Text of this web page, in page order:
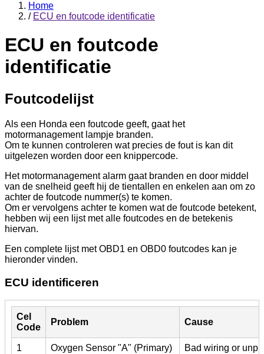
Home
/ ECU en foutcode identificatie
ECU en foutcode
identificatie
Foutcodelijst
Als een Honda een foutcode geeft, gaat het
motormanagement lampje branden.
Om te kunnen controleren wat precies de fout is kan dit
uitgelezen worden door een knippercode.
Het motormanagement alarm gaat branden en door middel
van de snelheid geeft hij de tientallen en enkelen aan om zo
achter de foutcode nummer(s) te komen.
Om er vervolgens achter te komen wat de foutcode betekent,
hebben wij een lijst met alle foutcodes en de betekenis
hiervan.
Een complete lijst met OBD1 en OBD0 foutcodes kan je
hieronder vinden.
ECU identificeren
Cel
Code
Problem Cause
1 Oxygen Sensor "A" (Primary) Bad wiring or